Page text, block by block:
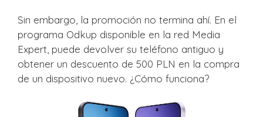
Sin embargo, la promoción no termina ahí. En el
programa Odkup disponible en la red Media
Expert, puede devolver su teléfono antiguo y
obtener un descuento de 500 PLN en la compra
de un dispositivo nuevo. ¿Cómo funciona?